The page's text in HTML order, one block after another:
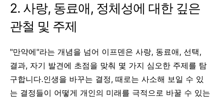
2. 사랑, 동료애, 정체성에 대한 깊은
관철 및 주제
"만약에"라는 개념을 넘어 이프덴은 사랑, 동료애, 선택,
결과, 자기 발견에 초점을 맞춰 몇 가지 심오한 주제를 탐
구합니다.인생을 바꾸는 결정, 때로는 사소해 보일 수 있
는 결정들이 어떻게 개인의 미래를 극적으로 바꿀 수 있는